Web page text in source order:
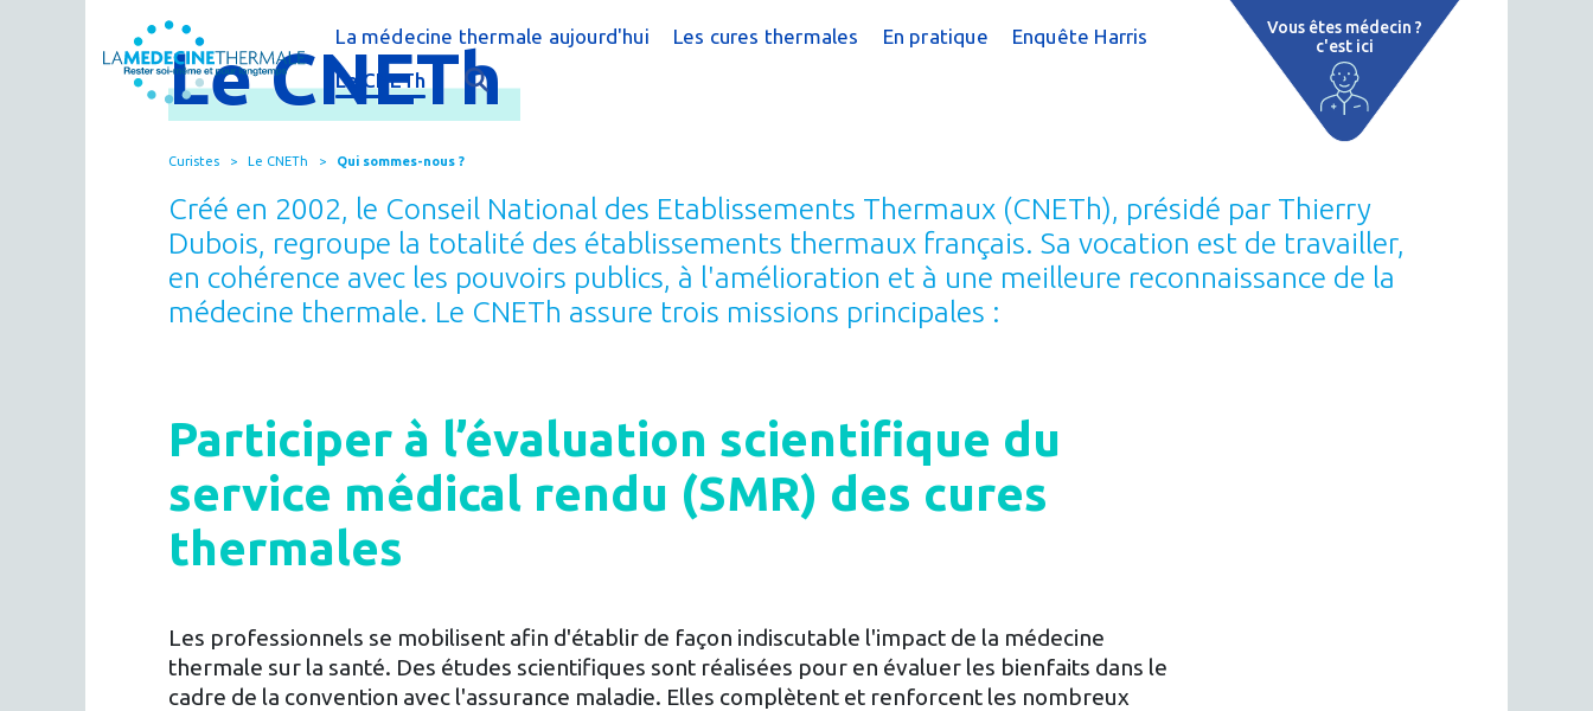
La médecine thermale aujourd'hui
C'est quoi la médecine thermale ?
FAQ : questions fréquentes
Thermes & Vous, le magazine
Les cures thermales En pratique
Bénéficier d'une cure thermale
Le Remboursement
Créer un dossier personnalisé
Arriver en station thermale
Enquête Harris
Le CNETh
Qui sommes-nous ?
Actualités
Publications
Espace presse
Vous êtes médecin ?
c'est ici
Curistes Le CNETh Qui sommes-nous ?
LeCNETh
Créé en 2002, le Conseil National des Etablissements Thermaux (CNETh), présidé par Thierry
Dubois, regroupe la totalité des établissements thermaux français. Sa vocation est de travailler,
en cohérence avec les pouvoirs publics, à l'amélioration et à une meilleure reconnaissance de la
médecine thermale. Le CNETh assure trois missions principales :
Participer à l’évaluation scientifique du
service médical rendu (SMR) des cures
thermales
Les professionnels se mobilisent afin d'établir de façon indiscutable l'impact de la médecine
thermale sur la santé. Des études scientifiques sont réalisées pour en évaluer les bienfaits dans le
cadre de la convention avec l'assurance maladie. Elles complètent et renforcent les nombreux